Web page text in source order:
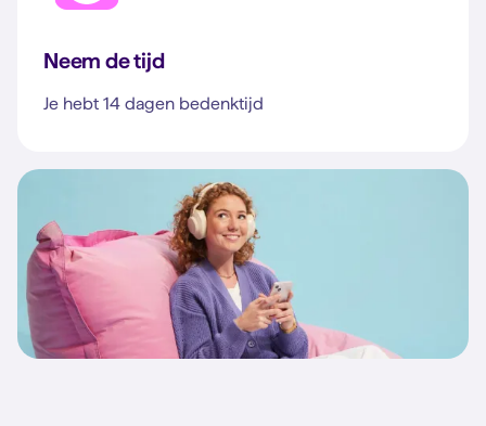
Neem de tijd
Je hebt 14 dagen bedenktijd